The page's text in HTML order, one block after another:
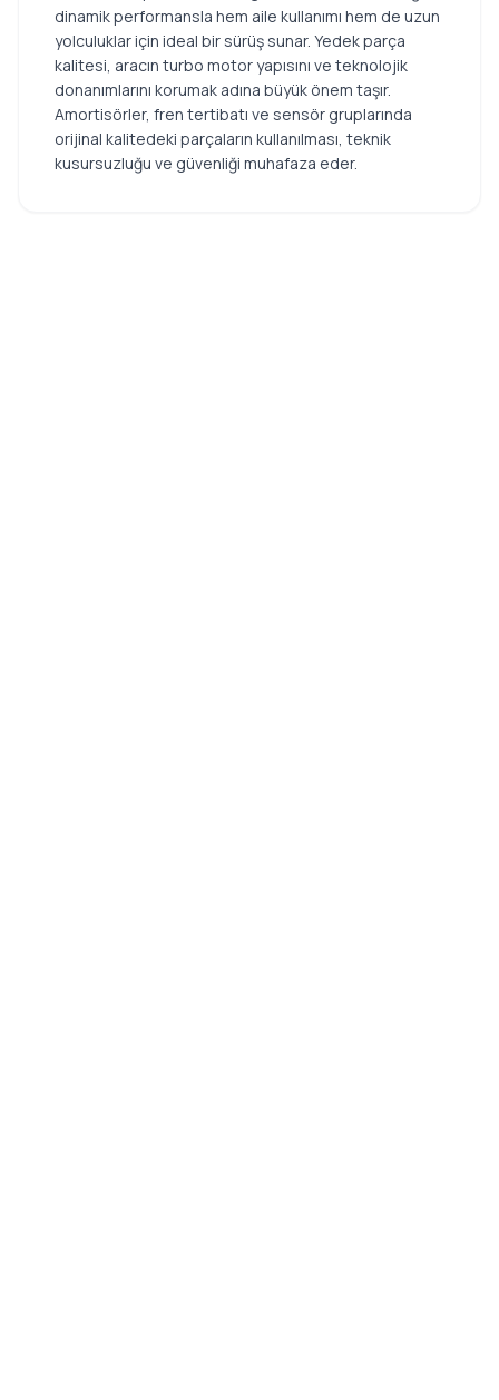
dinamik performansla hem aile kullanımı hem de uzun
yolculuklar için ideal bir sürüş sunar. Yedek parça
kalitesi, aracın turbo motor yapısını ve teknolojik
donanımlarını korumak adına büyük önem taşır.
Amortisörler, fren tertibatı ve sensör gruplarında
orijinal kalitedeki parçaların kullanılması, teknik
kusursuzluğu ve güvenliği muhafaza eder.